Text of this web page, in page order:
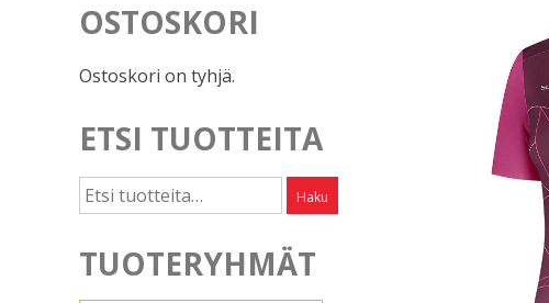
OSTOSKORI
Ostoskori on tyhjä.
ETSI TUOTTEITA
Etsi: Haku
TUOTERYHMÄT